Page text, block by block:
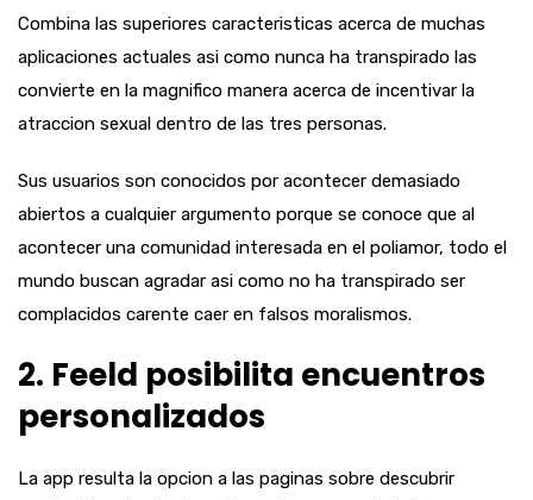
Combina las superiores caracteristicas acerca de muchas
aplicaciones actuales asi­ como nunca ha transpirado las
convierte en la magnifico manera acerca de incentivar la
atraccion sexual dentro de las tres personas.
Sus usuarios son conocidos por acontecer demasiado
abiertos a cualquier argumento porque se conoce que al
acontecer una comunidad interesada en el poliamor, todo el
mundo buscan agradar asi­ como no ha transpirado ser
complacidos carente caer en falsos moralismos.
2. Feeld posibilita encuentros
personalizados
La app resulta la opcion a las paginas sobre descubrir